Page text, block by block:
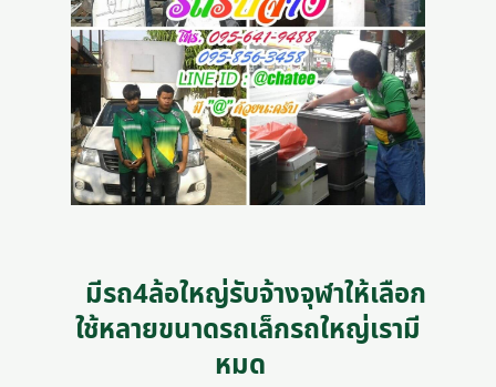
มีรถ4ล้อใหญ่รับจ้างจุฬาให้เลือก
ใช้หลายขนาดรถเล็กรถใหญ่เรามี
หมด